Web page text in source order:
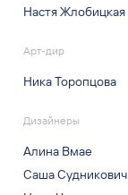
Настя Жлобицкая
Арт-дир
Ника Торопцова
Дизайнеры
Алина Вмае
Саша Судникович